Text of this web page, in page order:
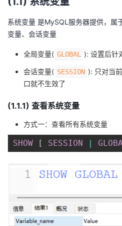
系统变量 是MySQL服务器提供，属
变量、会话变量
全局变量( GLOBAL ): 设置后针
会话变量( SESSION ): 只对当
口就不生效了
(1.1.1) 查看系统变量
方式一：查看所有系统变量
SHOW [ SESSION |